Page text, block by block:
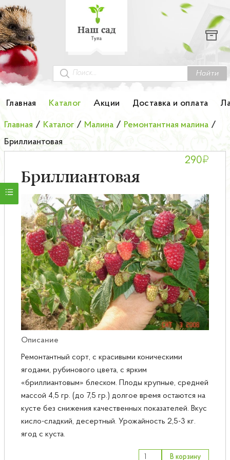
Найти
Главная Каталог Акции Доставка и оплата
Каталог
Гортензии
Грунты
Колоновидные деревья
Лук-севок
Малина
Мини-деревья
НОВИНКА Английские и Японские розы
Саженцы плодовые
Сирень
Главная / Каталог / Малина / Ремонтантная малина /
Бриллиантовая
Бриллиантовая
290₽
Описание
Ремонтантный сорт, с красивыми коническими
ягодами, рубинового цвета, с ярким
«бриллиантовым» блеском. Плоды крупные, средней
массой 4,5 гр. (до 7,5 гр.) долгое время остаются на
кусте без снижения качественных показателей. Вкус
кисло-сладкий, десертный. Урожайность 2,5-3 кг.
ягод с куста.
В корзину